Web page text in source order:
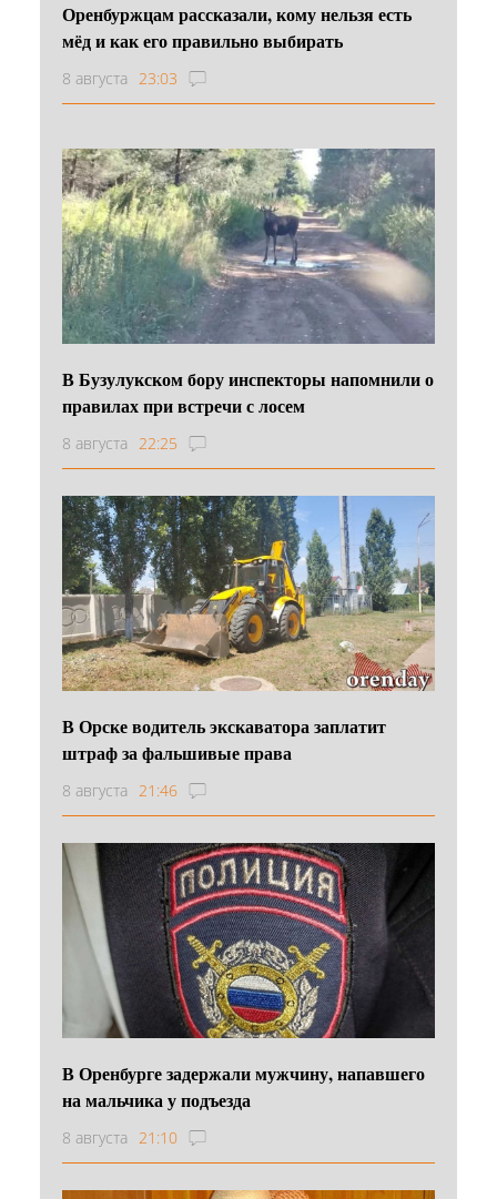
Оренбуржцам рассказали, кому нельзя есть
мёд и как его правильно выбирать
8 августа 23:03
В Бузулукском бору инспекторы напомнили о
правилах при встречи с лосем
8 августа 22:25
В Орске водитель экскаватора заплатит
штраф за фальшивые права
8 августа 21:46
В Оренбурге задержали мужчину, напавшего
на мальчика у подъезда
8 августа 21:10